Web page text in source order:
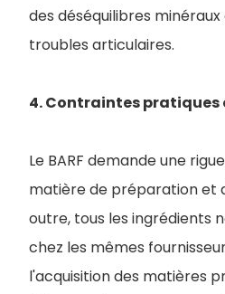
des déséquilibres
troubles articulaires.
4. Contraintes pratiques
Le BARF demande une
matière de préparation et
outre, tous les ingrédients
chez les mêmes
l'acquisition des matières